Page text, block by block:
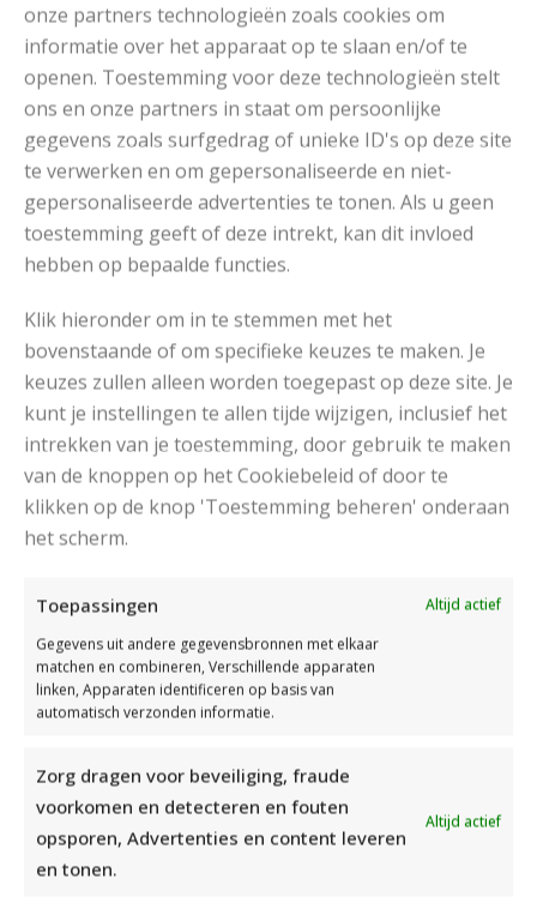
onze partners technologieën zoals cookies om
informatie over het apparaat op te slaan en/of te
openen. Toestemming voor deze technologieën stelt
ons en onze partners in staat om persoonlijke
gegevens zoals surfgedrag of unieke ID's op deze site
te verwerken en om gepersonaliseerde en niet-
gepersonaliseerde advertenties te tonen. Als u geen
toestemming geeft of deze intrekt, kan dit invloed
hebben op bepaalde functies.
Klik hieronder om in te stemmen met het
bovenstaande of om specifieke keuzes te maken. Je
keuzes zullen alleen worden toegepast op deze site. Je
kunt je instellingen te allen tijde wijzigen, inclusief het
intrekken van je toestemming, door gebruik te maken
van de knoppen op het Cookiebeleid of door te
klikken op de knop 'Toestemming beheren' onderaan
het scherm.
Toepassingen
Altijd actief
Gegevens uit andere gegevensbronnen met elkaar
matchen en combineren, Verschillende apparaten
linken, Apparaten identificeren op basis van
automatisch verzonden informatie.
Zorg dragen voor beveiliging, fraude
voorkomen en detecteren en fouten
opsporen, Advertenties en content leveren
en tonen.
Altijd actief
MOOIE DIKGESTREEPTE SOKKEN BREIEN VAN DURABLE GAREN
DAMESJAS BREIEN VAN HEERLIJK ZACHT GAREN